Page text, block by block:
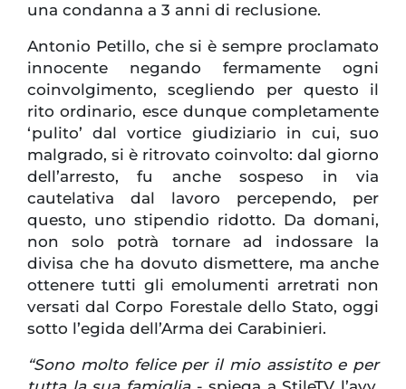
una condanna a 3 anni di reclusione.
Antonio Petillo, che si è sempre proclamato
innocente negando fermamente ogni
coinvolgimento, scegliendo per questo il
rito ordinario, esce dunque completamente
‘pulito’ dal vortice giudiziario in cui, suo
malgrado, si è ritrovato coinvolto: dal giorno
dell’arresto, fu anche sospeso in via
cautelativa dal lavoro percependo, per
questo, uno stipendio ridotto. Da domani,
non solo potrà tornare ad indossare la
divisa che ha dovuto dismettere, ma anche
ottenere tutti gli emolumenti arretrati non
versati dal Corpo Forestale dello Stato, oggi
sotto l’egida dell’Arma dei Carabinieri.
“Sono molto felice per il mio assistito e per